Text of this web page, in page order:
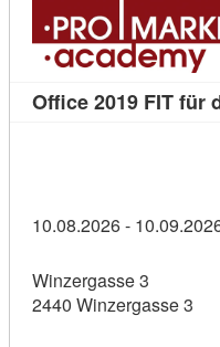
Office 2019 FIT für
10.08.2026 -
Winzergasse 3
2440 Winzergasse 3